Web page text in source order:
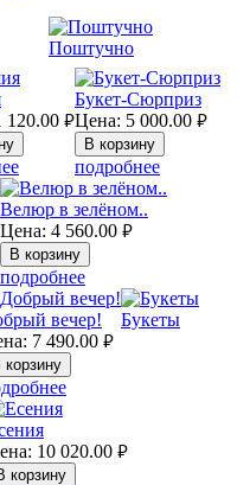
120.00 руб.
Букет-Сюрприз
Цена: 5 000.00 руб.
подробнее
Велюр в зелёном..
Цена: 4 560.00 руб.
подробнее
вечер!
7 490.00 руб.
10 020.00 руб.
Поштучно
Букеты